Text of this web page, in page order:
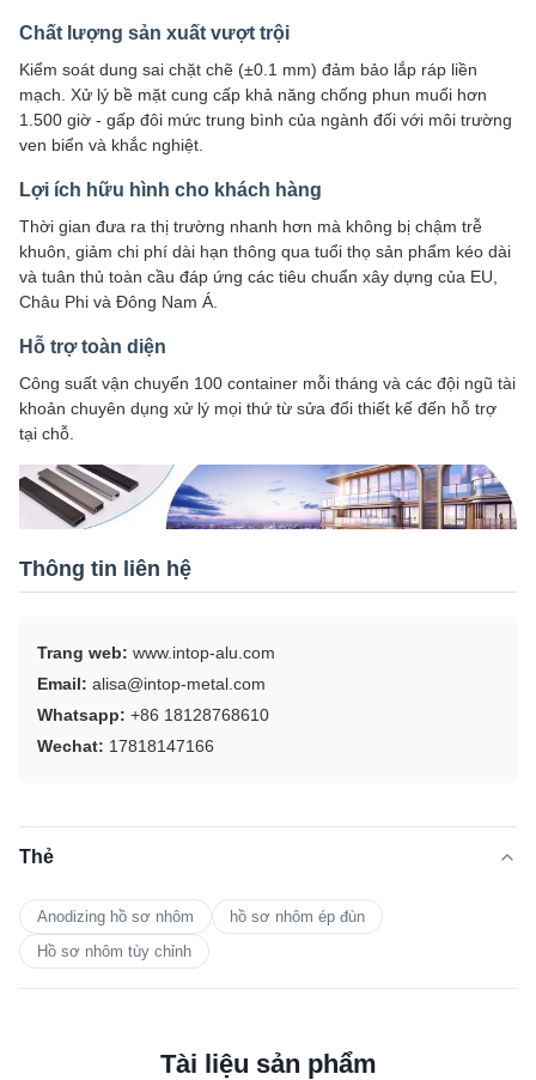
Chất lượng sản xuất vượt trội
Kiểm soát dung sai chặt chẽ (±0.1 mm) đảm bảo lắp ráp liền
mạch. Xử lý bề mặt cung cấp khả năng chống phun muối hơn
1.500 giờ - gấp đôi mức trung bình của ngành đối với môi trường
ven biển và khắc nghiệt.
Lợi ích hữu hình cho khách hàng
Thời gian đưa ra thị trường nhanh hơn mà không bị chậm trễ
khuôn, giảm chi phí dài hạn thông qua tuổi thọ sản phẩm kéo dài
và tuân thủ toàn cầu đáp ứng các tiêu chuẩn xây dựng của EU,
Châu Phi và Đông Nam Á.
Hỗ trợ toàn diện
Công suất vận chuyển 100 container mỗi tháng và các đội ngũ tài
khoản chuyên dụng xử lý mọi thứ từ sửa đổi thiết kế đến hỗ trợ
tại chỗ.
Thông tin liên hệ
Trang web: www.intop-alu.com
Email: alisa@intop-metal.com
Whatsapp: +86 18128768610
Wechat: 17818147166
Thẻ
Anodizing hồ sơ nhôm
hồ sơ nhôm ép đùn
Hồ sơ nhôm tùy chỉnh
Tài liệu sản phẩm